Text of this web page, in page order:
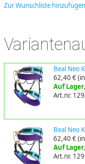
Zur Wunschliste hinzufügen
Beal Neo
62,40 €
Auf Lager
Art.nr.
Beal Neo
62,40 €
Auf Lager
Art.nr.